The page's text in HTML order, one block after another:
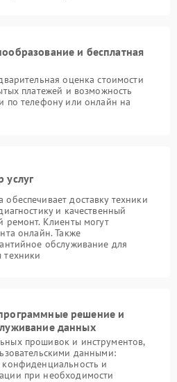
и бесплатная
оценка стоимости
платежей и возможность
по телефону или онлайн на
услуг
доставку техники
и качественный
ремонт. Клиенты могут
онлайн. Также
обслуживание для
техники
решение и
данных
прошивок и инструментов,
данными:
и
при необходимости